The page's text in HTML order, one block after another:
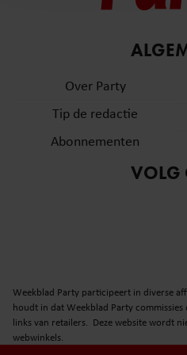
en om ons websiteverkeer te
informatie over uw gebruik
partners voor social media,
informatie die u aan ze heeft
gaat akkoord met onze
gebruiken.
Over Party
Tip de redactie
Abonnementen
VOLG
Weekblad Party participeert in diverse
houdt in dat Weekblad Party
links van retailers. Deze website wordt
webwinkels.